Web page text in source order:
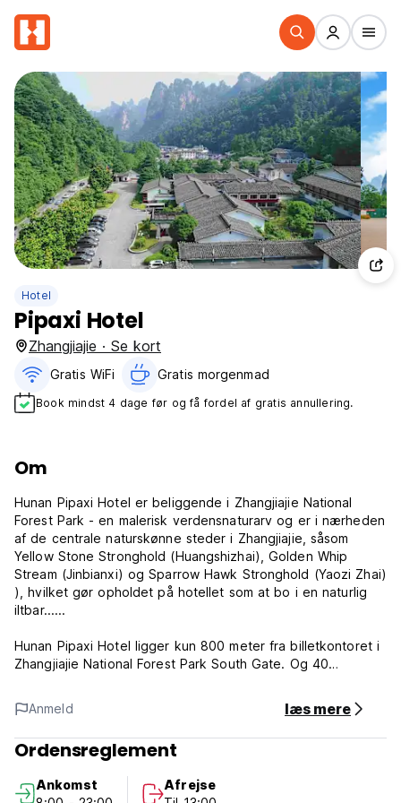
Hotel
Pipaxi Hotel
Zhangjiajie · Se kort
Gratis WiFi Gratis morgenmad‎
Book mindst 4 dage før og få fordel af gratis annullering.
Om
Hunan Pipaxi Hotel er beliggende i Zhangjiajie National
Forest Park - en malerisk verdensnaturarv og er i nærheden
af ​​de centrale naturskønne steder i Zhangjiajie, såsom
Yellow Stone Stronghold (Huangshizhai), Golden Whip
Stream (Jinbianxi) og Sparrow Hawk Stronghold (Yaozi Zhai)
), hvilket gør opholdet på hotellet som at bo i en naturlig
iltbar......
Hunan Pipaxi Hotel ligger kun 800 meter fra billetkontoret i
Zhangjiajie National Forest Park South Gate. Og 40
fra Zhangjiajie High Speed ​​Rail Station (Zhangjiajie West
Station).
Bygget i 1990, Renovering i 2021 og 2023.Hunan Pipaxi
efterspørger charme, komfort og bekvemmelighed. Herfra
Anmeld læs mere
Ordensreglement
Ankomst
Afrejse